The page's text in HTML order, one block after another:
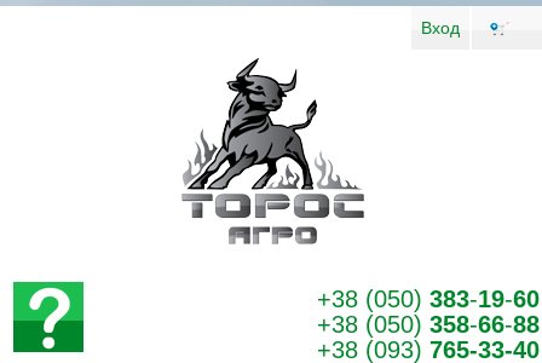
Вход
+38 (050) 383-19-60
+38 (050) 358-66-88
+38 (093) 765-33-40